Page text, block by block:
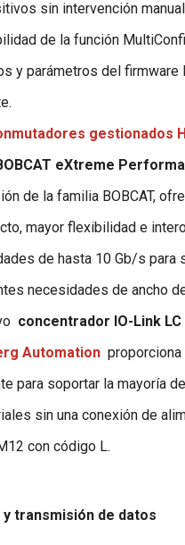
sin intervención
de la función
y parámetros del firmware
gestionados
eXtreme
de la familia BOBCAT,
mayor flexibilidad e
de hasta 10 Gb/s para
necesidades de ancho
concentrador IO-Link LC
Automation
para soportar la mayoría
sin una conexión de
con código L.
transmisión de datos